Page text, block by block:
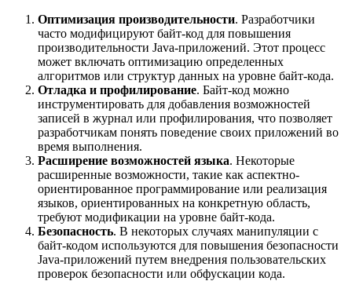
Оптимизация производительности. Разработчики
часто модифицируют байт-код для повышения
производительности Java-приложений. Этот процесс
может включать оптимизацию определенных
алгоритмов или структур данных на уровне байт-кода.
Отладка и профилирование. Байт-код можно
инструментировать для добавления возможностей
записей в журнал или профилирования, что позволяет
разработчикам понять поведение своих приложений во
время выполнения.
Расширение возможностей языка. Некоторые
расширенные возможности, такие как аспектно-
ориентированное программирование или реализация
языков, ориентированных на конкретную область,
требуют модификации на уровне байт-кода.
Безопасность. В некоторых случаях манипуляции с
байт-кодом используются для повышения безопасности
Java-приложений путем внедрения пользовательских
проверок безопасности или обфускации кода.